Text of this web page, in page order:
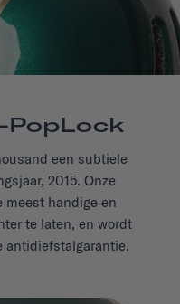
PopLock
een subtiele
2015. Onze
handige en
te laten, en wordt
antidiefstalgarantie.